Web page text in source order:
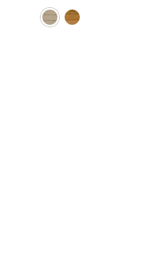
molid (01)zada (02)